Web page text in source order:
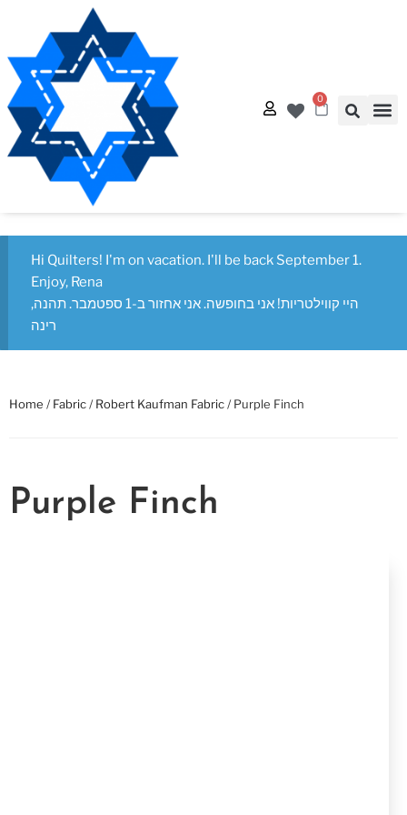
0
Hi Quilters! I'm on vacation. I'll be back September 1.
Enjoy, Rena
היי קווילטריות! אני בחופשה. אני אחזור ב-1 ספטמבר. תהנה,
רינה
Home /Fabric/Robert Kaufman Fabric/ Purple Finch
Purple Finch